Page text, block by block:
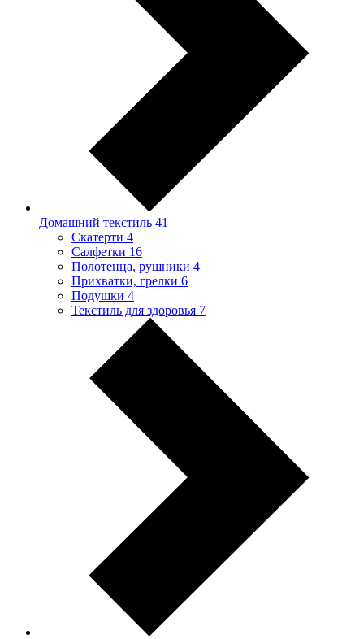
Домашний текстиль 41
Скатерти 4
Салфетки 16
Полотенца, рушники 4
Прихватки, грелки 6
Подушки 4
Текстиль для здоровья 7